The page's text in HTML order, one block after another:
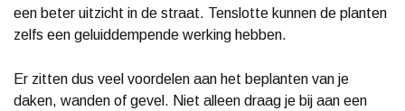
een beter uitzicht in de straat. Tenslotte kunnen de planten
zelfs een geluiddempende werking hebben.
Er zitten dus veel voordelen aan het beplanten van je
daken, wanden of gevel. Niet alleen draag je bij aan een